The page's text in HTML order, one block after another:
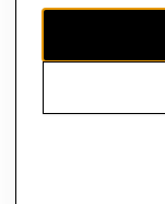
propiedad de H&M